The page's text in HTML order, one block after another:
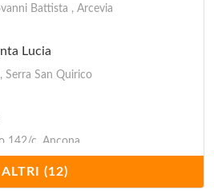
Battista , Arcevia
Lucia
Serra San Quirico
142/c, Ancona
ALTRI (12)